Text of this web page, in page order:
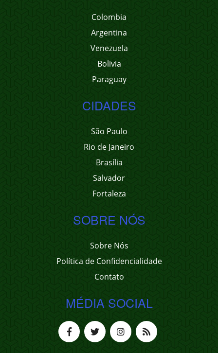
Colombia
Argentina
Venezuela
Bolivia
Paraguay
CIDADES
São Paulo
Rio de Janeiro
Brasília
Salvador
Fortaleza
SOBRE NÓS
Sobre Nós
Política de Confidencialidade
Contato
MÉDIA SOCIAL